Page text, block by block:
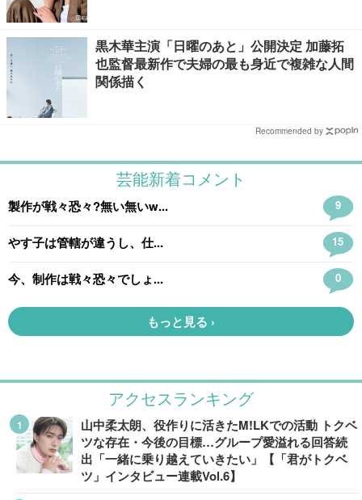
黒木華主演「日曜のあと」公開決定 加藤拓
也監督最新作で夫婦の最も身近で複雑な人間
関係描く
Recommended by
アクセスランキング
山中柔太朗、役作りに活きたM!LKでの活動 トクベ
ツな存在・今後の目標…グループ愛溢れる回答続
出「一緒に乗り越えていきたい」【「君がトクベ
ツ」インタビュー連載Vol.6】